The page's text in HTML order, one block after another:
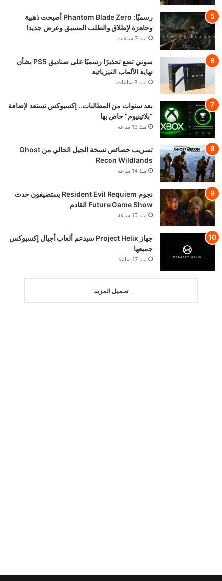
رسميًا: Phantom Blade Zero أصبحت ذهبية
وجاهزة لإطلاق والطلب المسبق وعرض جديد!
منذ 7 ساعات
سوني تضع تحذيرًا رسميًا على صناديق PS5 بشأن
نهاية الألعاب الفيزيائية
منذ 8 ساعات
بعد سنوات من المطالبات.. إكسبوكس تستعد لإضافة
“بلاتينيوم” خاص بها
منذ 13 ساعة
تسريب خصائص نسخة الجيل الحالي من Ghost
Recon Wildlands
منذ 14 ساعة
نجوم Resident Evil Requiem يستضيفون حدث
Future Game Show القادم
منذ 15 ساعة
جهاز Project Helix سيدعم ألعاب أجيال إكسبوكس
جميعها
منذ 17 ساعة
تحميل المزيد